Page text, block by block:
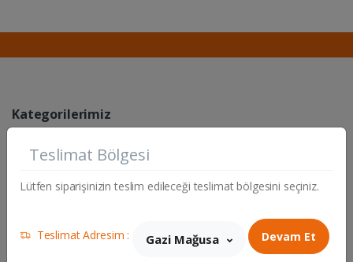
Kategorilerimiz
Temizlik Ürünleri
Kişisel Bakım Ürünleri
Çikolata & Şekerleme & Kuruyemiş
Teslimat Bölgesi
Lütfen siparişinizin teslim edileceği teslimat bölgesini seçiniz.
Teslimat Adresim : Gazi Mağusa Devam Et